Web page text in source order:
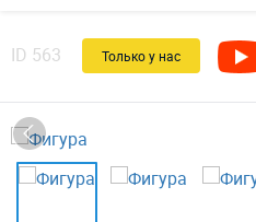
ID 563 Только у нас